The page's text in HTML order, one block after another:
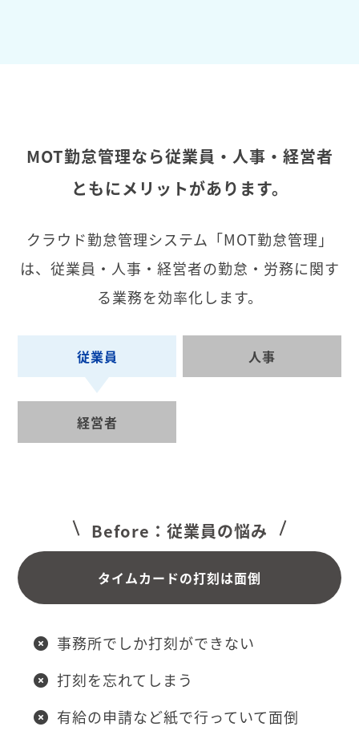
MOT勤怠管理なら従業員・人事・経営者
ともにメリットがあります。
クラウド勤怠管理システム「MOT勤怠管理」
は、従業員・人事・経営者の勤怠・労務に関す
る業務を効率化します。
従業員 人事
経営者
Before：従業員の悩み
タイムカードの打刻は面倒
事務所でしか打刻ができない
打刻を忘れてしまう
有給の申請など紙で行っていて面倒